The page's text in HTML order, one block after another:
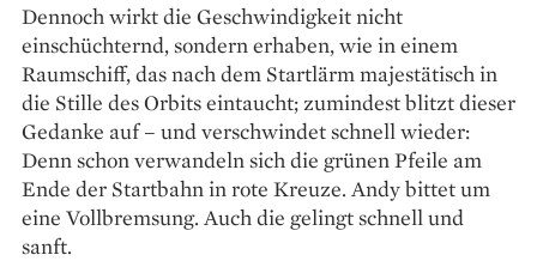
Dennoch wirkt die Geschwindigkeit nicht
einschüchternd, sondern erhaben, wie in einem
Raumschiff, das nach dem Startlärm majestätisch in
die Stille des Orbits eintaucht; zumindest blitzt dieser
Gedanke auf – und verschwindet schnell wieder:
Denn schon verwandeln sich die grünen Pfeile am
Ende der Startbahn in rote Kreuze. Andy bittet um
eine Vollbremsung. Auch die gelingt schnell und
sanft.